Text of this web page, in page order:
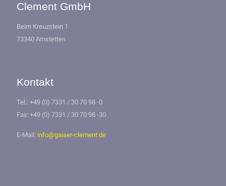
Clement GmbH
Beim Kreuzstein 1
73340 Amstetten
Kontakt
Tel.: +49 (0) 7331 / 30 70 98 -0
Fax: +49 (0) 7331 / 30 70 98 -30
E-Mail: info@gaiser-clement.de